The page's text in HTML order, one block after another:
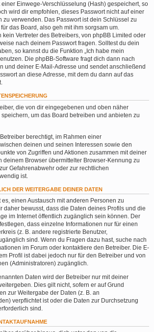
einer Einwege-Verschlüsselung (Hash) gespeichert, so
wird dir empfohlen, dieses Passwort nicht auf einer
zu verwenden. Das Passwort ist dein Schlüssel zu
das Board, also geh mit ihm sorgsam um.
kein Vertreter des Betreibers, von phpBB Limited oder
nach deinem Passwort fragen. Solltest du dein
so kannst du die Funktion „Ich habe mein
Die phpBB-Software fragt dich dann nach
und deiner E-Mail-Adresse und sendet anschließend
an diese Adresse, mit dem du dann auf das
die von dir eingegebenen und oben näher
um das Board betreiben und anbieten zu
berechtigt, im Rahmen einer
deinen und seinen Interessen sowie den
von Zugriffen und Aktionen zusammen mit deiner
deinem Browser übermittelter Browser-Kennung zu
Gefahrenabwehr oder zur rechtlichen
ist.
DER WEITERGABE DEINER DATEN
einen Austausch mit anderen Personen zu
daher bewusst, dass die Daten deines Profils und die
im Internet öffentlich zugänglich sein können. Der
dass einzelne Informationen nur für einen
(z. B. andere registrierte Benutzer,
sind. Wenn du Fragen dazu hast, suche nach
im Forum oder kontaktiere den Betreiber. Die E-
Profil ist dabei jedoch nur für den Betreiber und von
(Administratoren) zugänglich.
Daten wird der Betreiber nur mit deiner
Dies gilt nicht, sofern er auf Grund
zur Weitergabe der Daten (z. B. an
verpflichtet ist oder die Daten zur Durchsetzung
sind.